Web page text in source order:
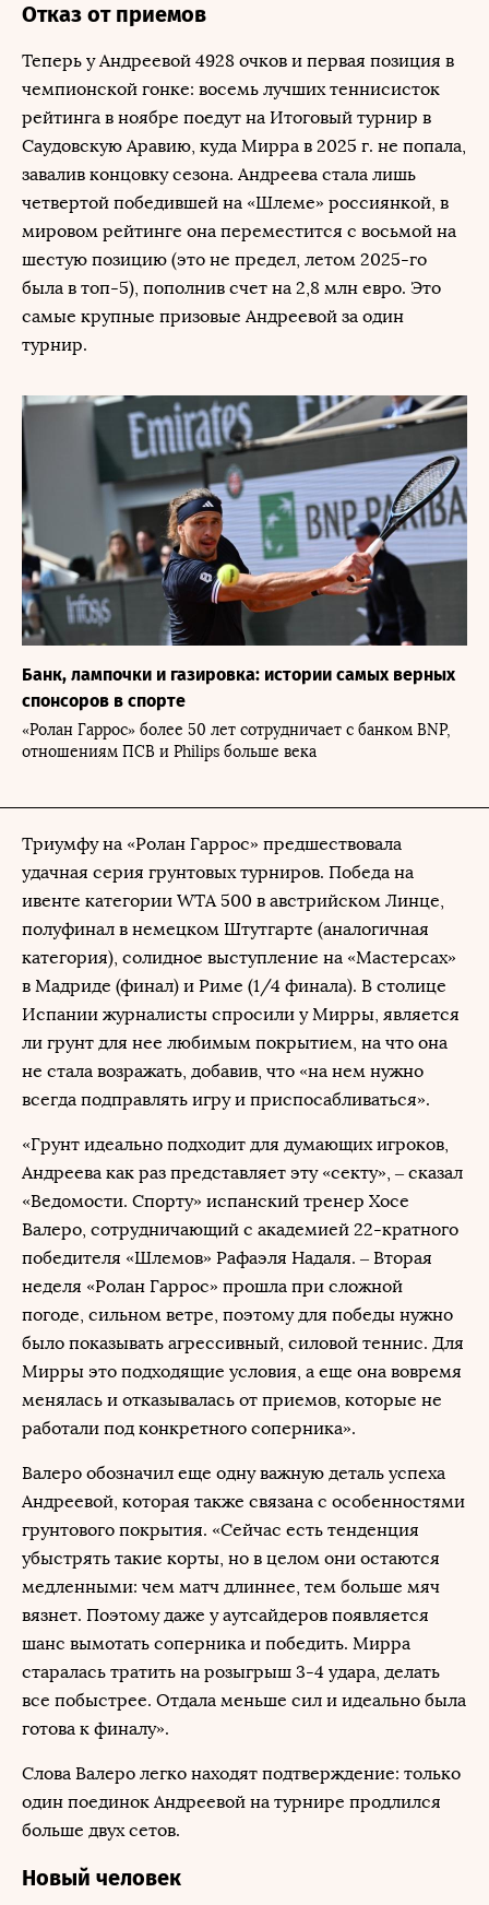
Отказ от приемов
Теперь у Андреевой 4928 очков и первая позиция в
чемпионской гонке: восемь лучших теннисисток
рейтинга в ноябре поедут на Итоговый турнир в
Саудовскую Аравию, куда Мирра в 2025 г. не попала,
завалив концовку сезона. Андреева стала лишь
четвертой победившей на «Шлеме» россиянкой, в
мировом рейтинге она переместится с восьмой на
шестую позицию (это не предел, летом 2025-го
была в топ-5), пополнив счет на 2,8 млн евро. Это
самые крупные призовые Андреевой за один
турнир.
Банк, лампочки и газировка: истории самых верных
спонсоров в спорте
«Ролан Гаррос» более 50 лет сотрудничает с банком BNP,
отношениям ПСВ и Philips больше века
Триумфу на «Ролан Гаррос» предшествовала
удачная серия грунтовых турниров. Победа на
ивенте категории WTA 500 в австрийском Линце,
полуфинал в немецком Штутгарте (аналогичная
категория), солидное выступление на «Мастерсах»
в Мадриде (финал) и Риме (1/4 финала). В столице
Испании журналисты спросили у Мирры, является
ли грунт для нее любимым покрытием, на что она
не стала возражать, добавив, что «на нем нужно
всегда подправлять игру и приспосабливаться».
«Грунт идеально подходит для думающих игроков,
Андреева как раз представляет эту «секту», – сказал
«Ведомости. Спорту» испанский тренер Хосе
Валеро, сотрудничающий с академией 22-кратного
победителя «Шлемов» Рафаэля Надаля. – Вторая
неделя «Ролан Гаррос» прошла при сложной
погоде, сильном ветре, поэтому для победы нужно
было показывать агрессивный, силовой теннис. Для
Мирры это подходящие условия, а еще она вовремя
менялась и отказывалась от приемов, которые не
работали под конкретного соперника».
Валеро обозначил еще одну важную деталь успеха
Андреевой, которая также связана с особенностями
грунтового покрытия. «Сейчас есть тенденция
убыстрять такие корты, но в целом они остаются
медленными: чем матч длиннее, тем больше мяч
вязнет. Поэтому даже у аутсайдеров появляется
шанс вымотать соперника и победить. Мирра
старалась тратить на розыгрыш 3-4 удара, делать
все побыстрее. Отдала меньше сил и идеально была
готова к финалу».
Слова Валеро легко находят подтверждение: только
один поединок Андреевой на турнире продлился
больше двух сетов.
Новый человек